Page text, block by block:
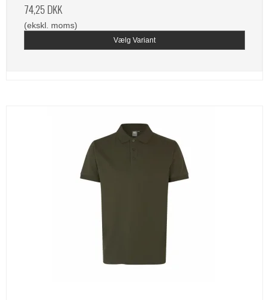
74,25 DKK
(ekskl. moms)
Vælg Variant